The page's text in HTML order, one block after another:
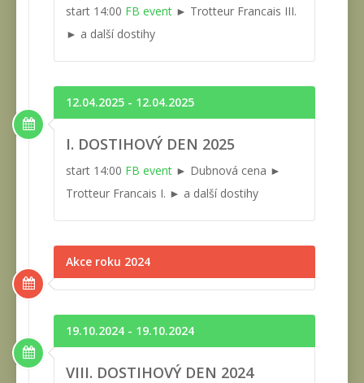
start 14:00 FB event ► Trotteur Francais III.
► a další dostihy
12.04.2025 - 12.04.2025
I. DOSTIHOVÝ DEN 2025
start 14:00 FB event ► Dubnová cena ►
Trotteur Francais I. ► a další dostihy
Akce roku 2024
19.10.2024 - 19.10.2024
VIII. DOSTIHOVÝ DEN 2024